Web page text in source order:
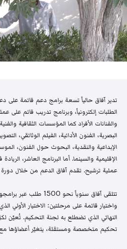
تدير آفاق حالياً تسعة برامج دعم قائمة على
الطلبات إلكترونياً، وبرنامج تدريب قائم على
والفنانات الأفراد كما المؤسسات الثقافية
البصرية، الفنون الأدائية، الفيلم الوثائقي،
الإبداعية والنقدية، البحوث حول الفنون،
الإقليمية والسينما. أما البرنامج العاشر،
عملية ترشيح. تقدم آفاق الدعم من خلال
تتلقى آفاق سنوياً نحو
واختيار قائمة على مرحلتين: الاختيار الأولي
النهائي الذي تضطلع به لجنة التحكيم. تُعيّن
تحكيم متخصصة ومستقلة، يتغيّر أعضاؤها